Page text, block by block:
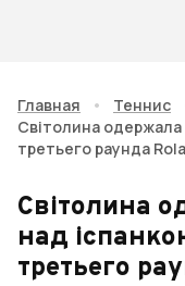
Главная • Теннис
Світолина
третьего раунда
Світолина
над
третьего